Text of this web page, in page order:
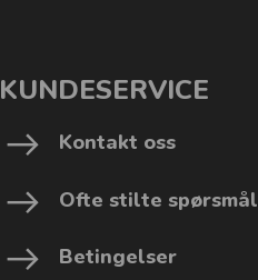
KUNDESERVICE
Kontakt oss
Ofte stilte spørsmål
Betingelser